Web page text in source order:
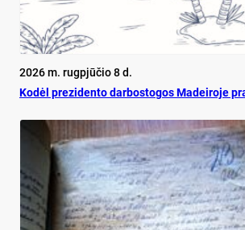
2026 m. rugpjūčio 8 d.
Ko­dėl pre­zi­den­to dar­bos­to­gos Ma­dei­ro­je